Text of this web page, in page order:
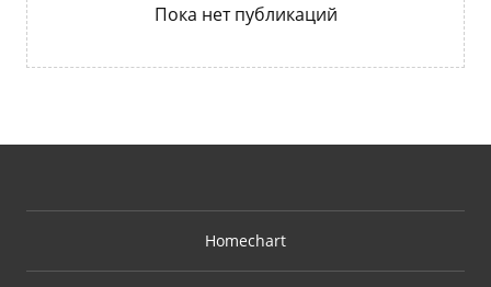
Пока нет публикаций
Homechart